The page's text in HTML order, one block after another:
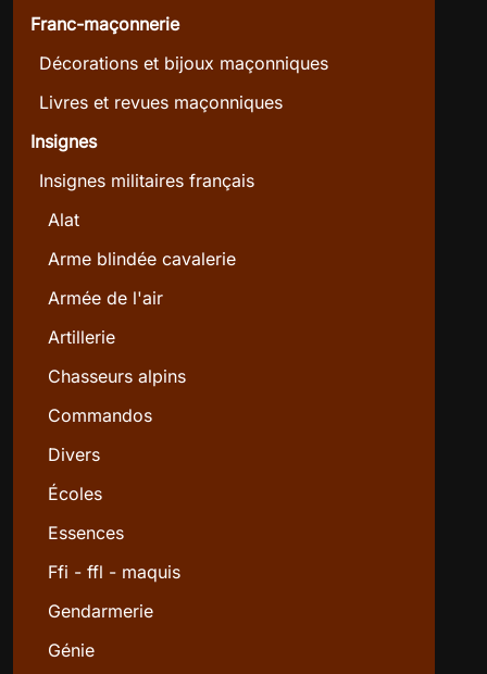
Franc-maçonnerie
Décorations et bijoux maçonniques
Livres et revues maçonniques
Insignes
Insignes militaires français
Alat
Arme blindée cavalerie
Armée de l'air
Artillerie
Chasseurs alpins
Commandos
Divers
Écoles
Essences
Ffi - ffl - maquis
Gendarmerie
Génie